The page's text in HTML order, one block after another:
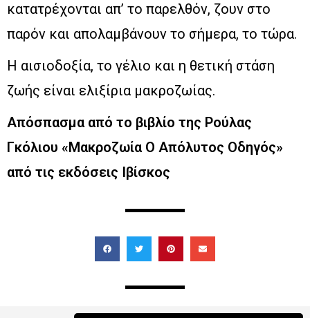
κατατρέχονται απ’ το παρελθόν, ζουν στο
παρόν και απολαμβάνουν το σήμερα, το τώρα.
Η αισιοδοξία, το γέλιο και η θετική στάση
ζωής είναι ελιξίρια μακροζωίας.
Απόσπασμα από το βιβλίο της Ρούλας
Γκόλιου «Μακροζωία Ο Απόλυτος Οδηγός»
από τις εκδόσεις Ιβίσκος